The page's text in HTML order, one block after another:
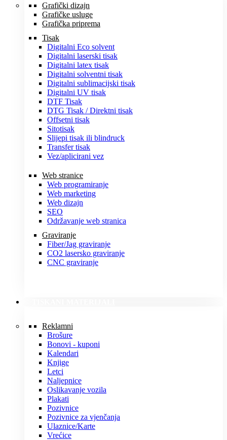
Grafički dizajn
Grafičke usluge
Grafička priprema
Tisak
Digitalni Eco solvent
Digitalni laserski tisak
Digitalni latex tisak
Digitalni solventni tisak
Digitalni sublimacijski tisak
Digitalni UV tisak
DTF Tisak
DTG Tisak / Direktni tisak
Offsetni tisak
Sitotisak
Slijepi tisak ili blindruck
Transfer tisak
Vez/aplicirani vez
Web stranice
Web programiranje
Web marketing
Web dizajn
SEO
Održavanje web stranica
Graviranje
Fiber/Jag graviranje
CO2 lasersko graviranje
CNC graviranje
Reklamni
Brošure
Bonovi - kuponi
Kalendari
Knjige
Letci
Naljepnice
Oslikavanje vozila
Plakati
Pozivnice
Pozivnice za vjenčanja
Ulaznice/Karte
Vrećice